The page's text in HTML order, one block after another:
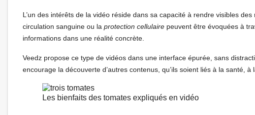
L’un des intérêts de la vidéo réside dans sa capacité à rendre visibles
circulation sanguine ou la protection cellulaire peuvent être évoquées à
informations dans une réalité concrète.
Veedz propose ce type de vidéos dans une interface épurée, sans
encourage la découverte d’autres contenus, qu’ils soient liés à la santé, à
Les bienfaits des tomates expliqués en vidéo